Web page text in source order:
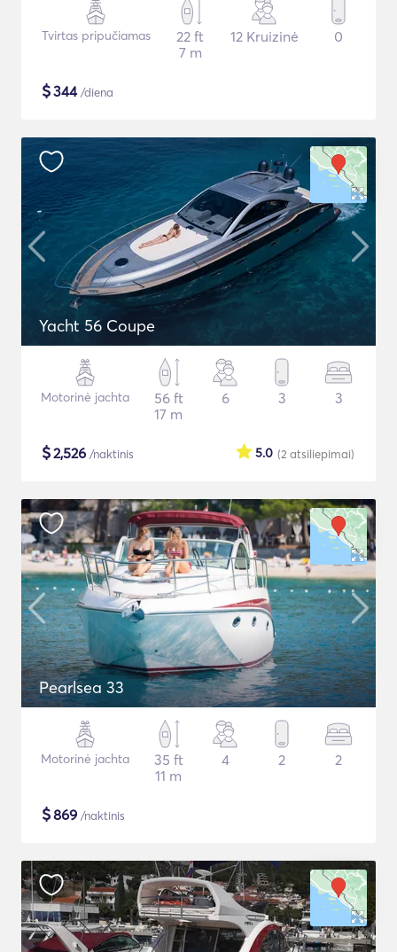
Tvirtas pripučiamas
22 ft
7 m
12 Kruizinė 0
$344/diena
Yacht 56 Coupe
Motorinė jachta
56 ft
17 m
6 3 3
$2,526 /naktinis (2 atsiliepimai)
5.0
Pearlsea 33
Motorinė jachta
35 ft
11 m
4 2 2
$869 /naktinis